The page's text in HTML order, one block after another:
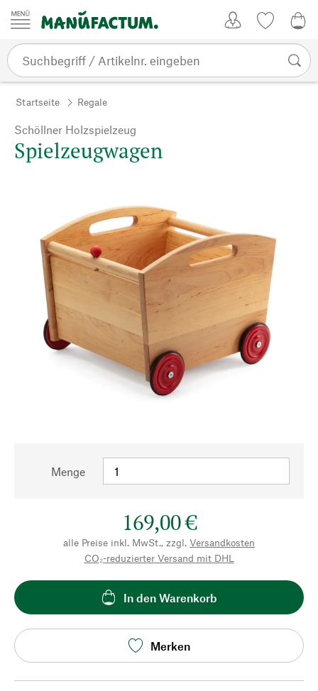
Zum Inhalt springen
Startseite Regale
Schöllner Holzspielzeug
Spielzeugwagen
Menge
169,00 €
alle Preise inkl. MwSt., zzgl. Versandkosten
CO₂-reduzierter Versand mit DHL
In den Warenkorb
Merken